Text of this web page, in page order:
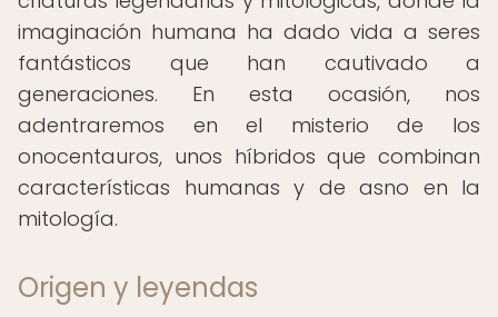
imaginación humana ha dado vida a seres
fantásticos que han cautivado a
generaciones. En esta ocasión, nos
adentraremos en el misterio de los
onocentauros, unos híbridos que combinan
características humanas y de asno en la
mitología.
Origen y leyendas